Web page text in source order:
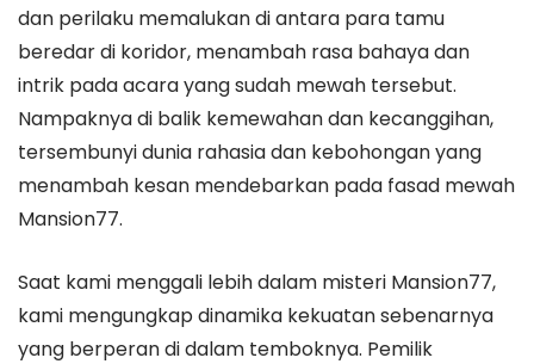
dan perilaku memalukan di antara para tamu
beredar di koridor, menambah rasa bahaya dan
intrik pada acara yang sudah mewah tersebut.
Nampaknya di balik kemewahan dan kecanggihan,
tersembunyi dunia rahasia dan kebohongan yang
menambah kesan mendebarkan pada fasad mewah
Mansion77.
Saat kami menggali lebih dalam misteri Mansion77,
kami mengungkap dinamika kekuatan sebenarnya
yang berperan di dalam temboknya. Pemilik